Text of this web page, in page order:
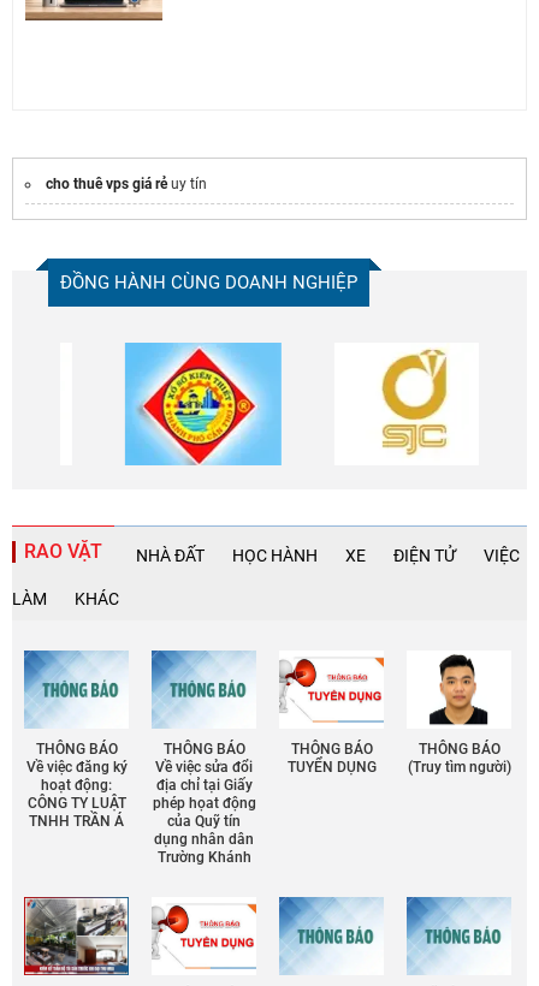
cho thuê vps giá rẻuy tín
ĐỒNG HÀNH CÙNG DOANH NGHIỆP
RAO VẶT NHÀ ĐẤT HỌC HÀNH XE ĐIỆN TỬ VIỆC
LÀM KHÁC
THÔNG BÁO
Về việc đăng ký
hoạt động:
CÔNG TY LUẬT
TNHH TRẦN Á
THÔNG BÁO
Về việc sửa đổi
địa chỉ tại Giấy
phép họat động
của Quỹ tín
dụng nhân dân
Trường Khánh
THÔNG BÁO
TUYỂN DỤNG
THÔNG BÁO
(Truy tìm người)